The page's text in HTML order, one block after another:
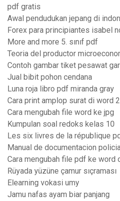
pdf gratis
Awal pendudukan jepang di
Forex para principiantes isabel
More and more 5. sınıf pdf
Teoria del productor
Contoh gambar tiket pesawat
Jual bibit pohon cendana
Luna roja libro pdf miranda gray
Cara print amplop surat di word
Cara mengubah file word ke jpg
Kumpulan soal redoks kelas 10
Les six livres de la république
Manual de documentacion
Cara mengubah file pdf ke word
Rüyada yüzüne çamur sıçraması
Elearning vokasi umy
Jamu nafas ayam biar panjang